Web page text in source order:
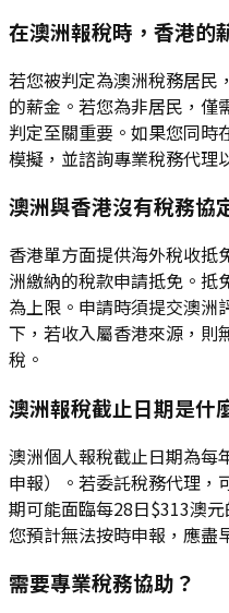
在澳洲報稅時，香港的
若您被判定為澳洲稅務居民
的薪金。若您為非居民，僅
判定至關重要。如果您同時
模擬，並諮詢專業稅務代理
澳洲與香港沒有稅務協
香港單方面提供海外稅收抵
洲繳納的稅款申請抵免。抵
為上限。申請時須提交澳洲
下，若收入屬香港來源，則
稅。
澳洲報稅截止日期是什
澳洲個人報稅截止日期為每
申報）。若委託稅務代理，
期可能面臨每28日$313澳
您預計無法按時申報，應盡
需要專業稅務協助？